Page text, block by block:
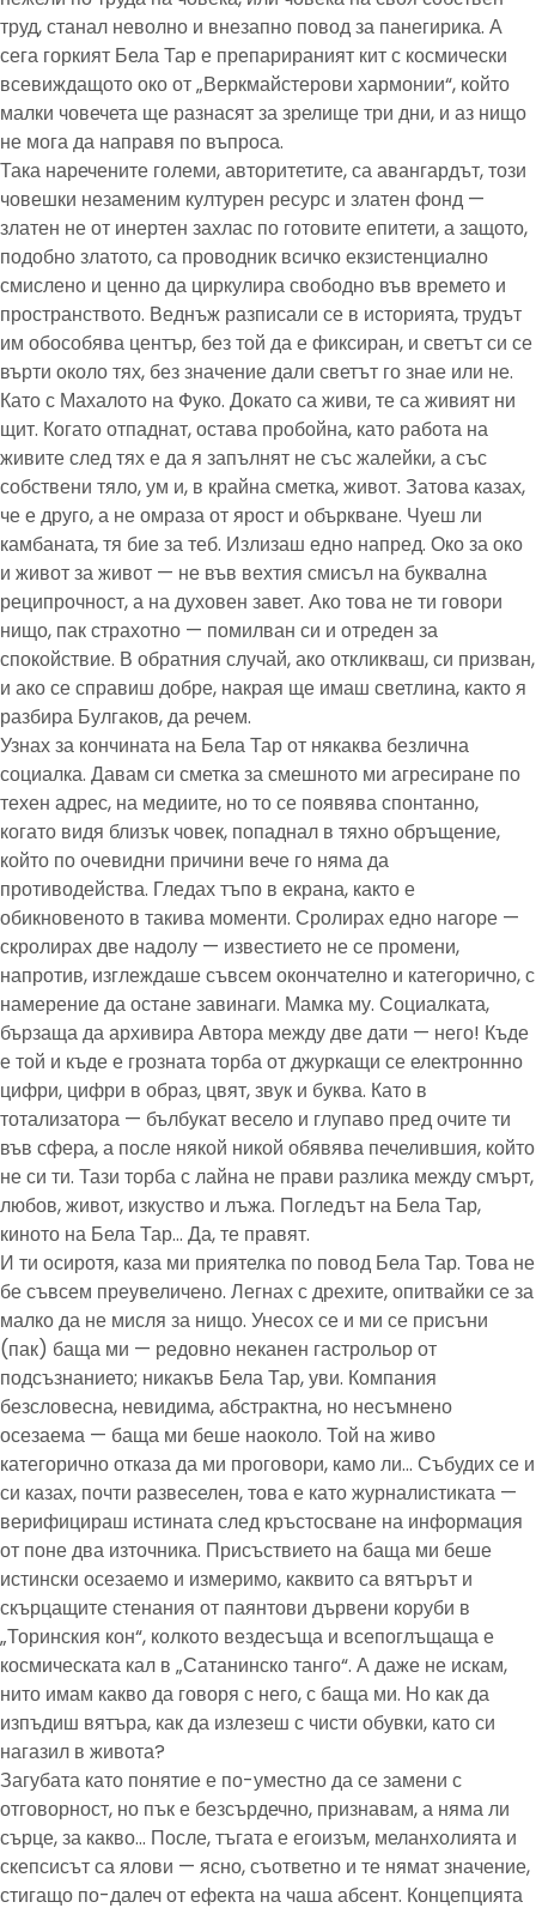
труд, станал неволно и внезапно повод за панегирика. А
сега горкият Бела Тар е препарираният кит с космически
всевиждащото око от „Веркмайстерови хармонии“, който
малки човечета ще разнасят за зрелище три дни, и аз нищо
не мога да направя по въпроса.
Така наречените големи, авторитетите, са авангардът, този
човешки незаменим културен ресурс и златен фонд —
златен не от инертен захлас по готовите епитети, а защото,
подобно златото, са проводник всичко екзистенциално
смислено и ценно да циркулира свободно във времето и
пространството. Веднъж разписали се в историята, трудът
им обособява център, без той да е фиксиран, и светът си се
върти около тях, без значение дали светът го знае или не.
Като с Махалото на Фуко. Докато са живи, те са живият ни
щит. Когато отпаднат, остава пробойна, като работа на
живите след тях е да я запълнят не със жалейки, а със
собствени тяло, ум и, в крайна сметка, живот. Затова казах,
че е друго, а не омраза от ярост и объркване. Чуеш ли
камбаната, тя бие за теб. Излизаш едно напред. Око за око
и живот за живот — не във вехтия смисъл на буквална
реципрочност, а на духовен завет. Ако това не ти говори
нищо, пак страхотно — помилван си и отреден за
спокойствие. В обратния случай, ако откликваш, си призван,
и ако се справиш добре, накрая ще имаш светлина, както я
разбира Булгаков, да речем.
Узнах за кончината на Бела Тар от някаква безлична
социалка. Давам си сметка за смешното ми агресиране по
техен адрес, на медиите, но то се появява спонтанно,
когато видя близък човек, попаднал в тяхно обръщение,
който по очевидни причини вече го няма да
противодейства. Гледах тъпо в екрана, както е
обикновеното в такива моменти. Сролирах едно нагоре —
скролирах две надолу — известието не се промени,
напротив, изглеждаше съвсем окончателно и категорично, с
намерение да остане завинаги. Мамка му. Социалката,
бързаща да архивира Автора между две дати — него! Къде
е той и къде е грозната торба от джуркащи се електроннно
цифри, цифри в образ, цвят, звук и буква. Като в
тотализатора — бълбукат весело и глупаво пред очите ти
във сфера, а после някой никой обявява печелившия, който
не си ти. Тази торба с лайна не прави разлика между смърт,
любов, живот, изкуство и лъжа. Погледът на Бела Тар,
киното на Бела Тар… Да, те правят.
И ти осиротя, каза ми приятелка по повод Бела Тар. Това не
бе съвсем преувеличено. Легнах с дрехите, опитвайки се за
малко да не мисля за нищо. Унесох се и ми се присъни
(пак) баща ми — редовно неканен гастрольор от
подсъзнанието; никакъв Бела Тар, уви. Компания
безсловесна, невидима, абстрактна, но несъмнено
осезаема — баща ми беше наоколо. Той на живо
категорично отказа да ми проговори, камо ли… Събудих се и
си казах, почти развеселен, това е като журналистиката —
верифицираш истината след кръстосване на информация
от поне два източника. Присъствието на баща ми беше
истински осезаемо и измеримо, каквито са вятърът и
скърцащите стенания от паянтови дървени коруби в
„Торинския кон“, колкото вездесъща и всепоглъщаща е
космическата кал в „Сатанинско танго“. А даже не искам,
нито имам какво да говоря с него, с баща ми. Но как да
изпъдиш вятъра, как да излезеш с чисти обувки, като си
нагазил в живота?
Загубата като понятие е по-уместно да се замени с
отговорност, но пък е безсърдечно, признавам, а няма ли
сърце, за какво… После, тъгата е егоизъм, меланхолията и
скепсисът са ялови — ясно, съответно и те нямат значение,
стигащо по-далеч от ефекта на чаша абсент. Концепцията